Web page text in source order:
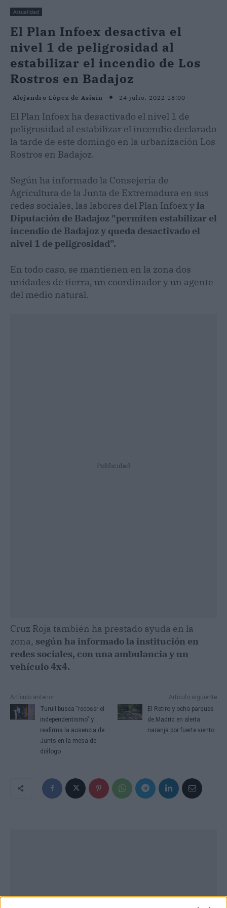
Actualidad
El Plan Infoex desactiva el
nivel 1 de peligrosidad al
estabilizar el incendio de Los
Rostros en Badajoz
Alejandro López de Asiaín 24 julio, 2022 18:00
El Plan Infoex ha desactivado el nivel 1 de
peligrosidad al estabilizar el incendio declarado
la tarde de este domingo en la urbanización Los
Rostros en Badajoz.
Según ha informado la Consejería de
Agricultura de la Junta de Extremadura en sus
redes sociales, las labores del Plan Infoex yla
Diputación de Badajoz "permiten estabilizar el
incendio de Badajoz y queda desactivado el
nivel 1 de peligrosidad".
En todo caso, se mantienen en la zona dos
unidades de tierra, un coordinador y un agente
del medio natural.
Publicidad
Cruz Roja también ha prestado ayuda en la
zona, según ha informado la institución en
redes sociales, con una ambulancia y un
vehículo 4x4.
Artículo anterior
Turull busca "recoser el
independentismo" y
reafirma la ausencia de
Junts en la mesa de
diálogo
Artículo siguiente
El Retiro y ocho parques
de Madrid en alerta
naranja por fuerte viento